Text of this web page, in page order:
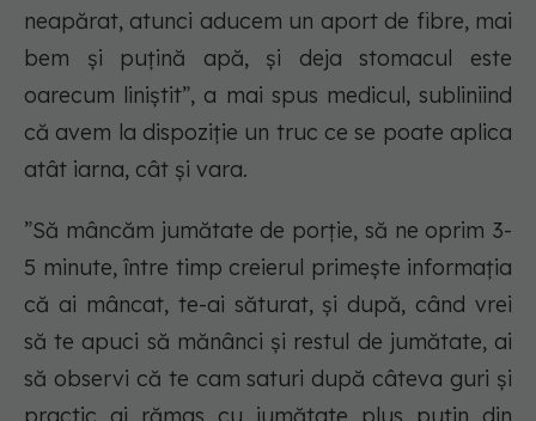
neapărat, atunci aducem un aport de fibre, mai
bem și puțină apă, și deja stomacul este
oarecum liniștit”, a mai spus medicul, subliniind
că avem la dispoziție un truc ce se poate aplica
atât iarna, cât și vara.
”Să mâncăm jumătate de porție, să ne oprim 3-
5 minute, între timp creierul primește informația
că ai mâncat, te-ai săturat, și după, când vrei
să te apuci să mănânci și restul de jumătate, ai
să observi că te cam saturi după câteva guri și